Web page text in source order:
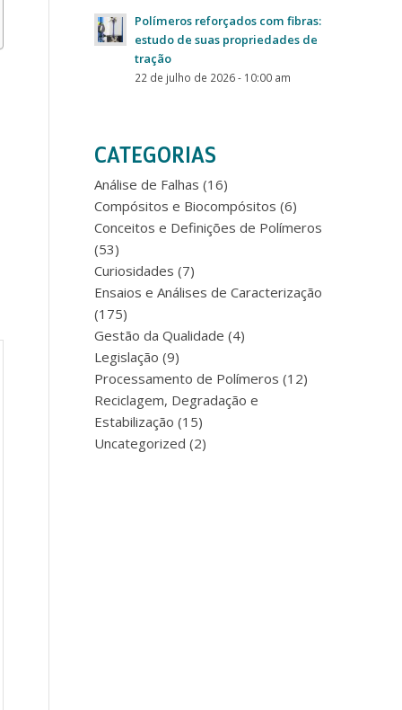
Polímeros reforçados com fibras:
estudo de suas propriedades de
tração
22 de julho de 2026 - 10:00 am
CATEGORIAS
Análise de Falhas (16)
Compósitos e Biocompósitos (6)
Conceitos e Definições de Polímeros
(53)
Curiosidades (7)
Ensaios e Análises de Caracterização
(175)
Gestão da Qualidade (4)
Legislação (9)
Processamento de Polímeros (12)
Reciclagem, Degradação e
Estabilização (15)
Uncategorized (2)